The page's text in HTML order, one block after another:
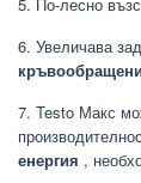
6. Увеличава
7. Testo Макс
енергия ,